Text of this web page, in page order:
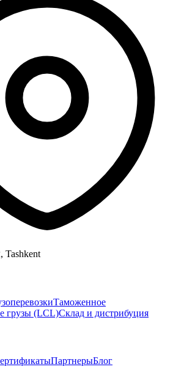
, Tashkent
Таможенное
грузы (LCL)Склад и дистрибуция
ПартнерыБлог